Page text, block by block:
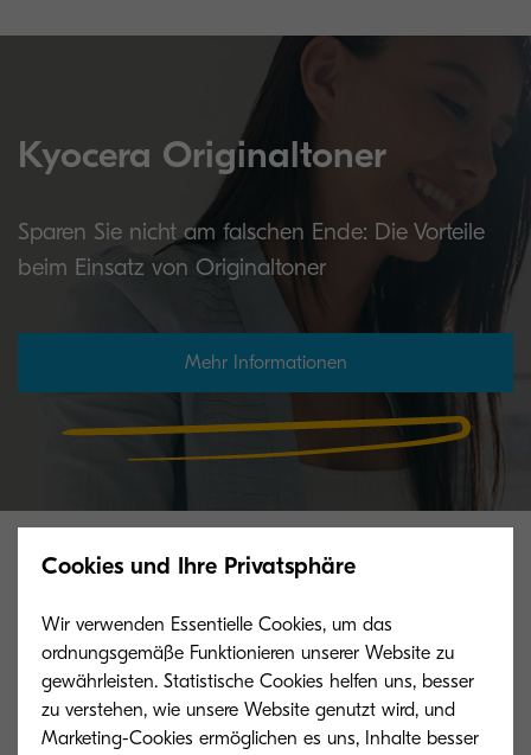
Kyocera Originaltoner
Sparen Sie nicht am falschen Ende: Die Vorteile
beim Einsatz von Originaltoner
Mehr Informationen
Verwandte Produkte
Cookies und Ihre Privatsphäre
Wir verwenden Essentielle Cookies, um das
ordnungsgemäße Funktionieren unserer Website zu
gewährleisten. Statistische Cookies helfen uns, besser
zu verstehen, wie unsere Website genutzt wird, und
Marketing-Cookies ermöglichen es uns, Inhalte besser